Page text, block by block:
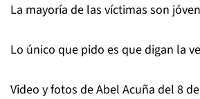
La mayoría de las víctimas son
Lo único que pido es que digan la
Video y fotos de Abel Acuña del 8